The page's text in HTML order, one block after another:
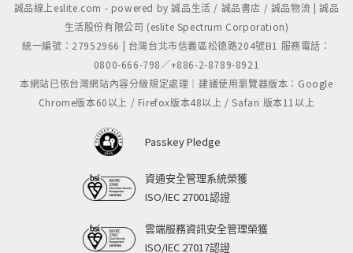
誠品線上eslite.com - powered by 誠品生活 / 誠品書店 / 誠品物流 | 誠品
生活股份有限公司 (eslite Spectrum Corporation)
統一編號：27952966 | 台灣台北市信義區松德路204號B1 服務電話：
0800-666-798／+886-2-8789-8921
本網站已依台灣網站內容分級規定處理｜建議使用瀏覽器版本：Google
Chrome版本60以上 / Firefox版本48以上 / Safari 版本11以上
Passkey Pledge
資通安全管理系統榮獲
ISO/IEC 27001認證
雲端服務資訊安全管理榮獲
ISO/IEC 27017認證